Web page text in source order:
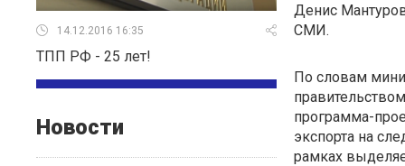
14.12.2016 16:35
ТПП РФ - 25 лет!
Новости
Денис
СМИ.
По словам
программа-
экспорта на
рамках